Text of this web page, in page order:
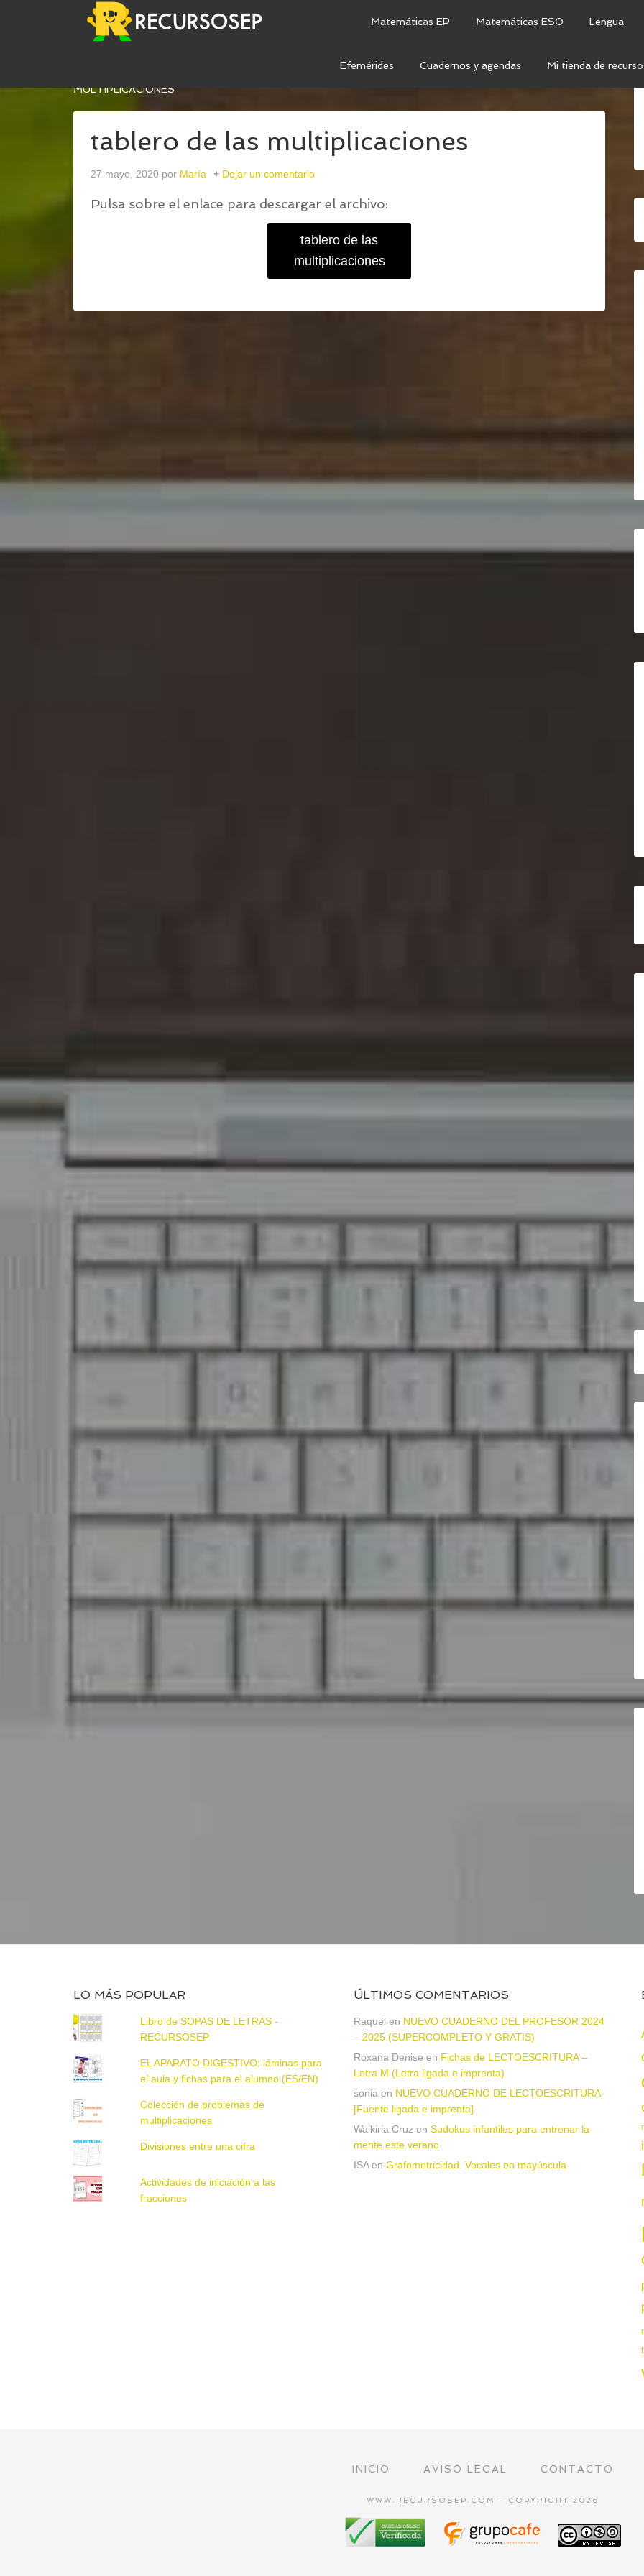
Matemáticas EP Matemáticas ESO Lengua
Efemérides Cuadernos y agendas Mi tienda de
TABLERO DE LAS
MULTIPLICACIONES
tablero de las multiplicaciones
27 mayo, 2020 por María Dejar un comentario
Pulsa sobre el enlace para descargar el archivo:
tablero de las
multiplicaciones
LO MÁS POPULAR
Libro de SOPAS DE LETRAS -
RECURSOSEP
EL APARATO DIGESTIVO: láminas para
el aula y fichas para el alumno (ES/EN)
Colección de problemas de
multiplicaciones
Divisiones entre una cifra
Actividades de iniciación a las
fracciones
ÚLTIMOS COMENTARIOS
Raquel en NUEVO CUADERNO DEL PROFESOR 2024
– 2025 (SUPERCOMPLETO Y GRATIS)
Roxana Denise en Fichas de LECTOESCRITURA –
Letra M (Letra ligada e imprenta)
sonia en NUEVO CUADERNO DE LECTOESCRITURA
[Fuente ligada e imprenta]
Walkiria Cruz en Sudokus infantiles para entrenar la
mente este verano
ISAen Grafomotricidad. Vocales en mayúscula
INICIO AVISO LEGAL CONTACTO
WWW.RECURSOSEP.COM - COPYRIGHT 2026